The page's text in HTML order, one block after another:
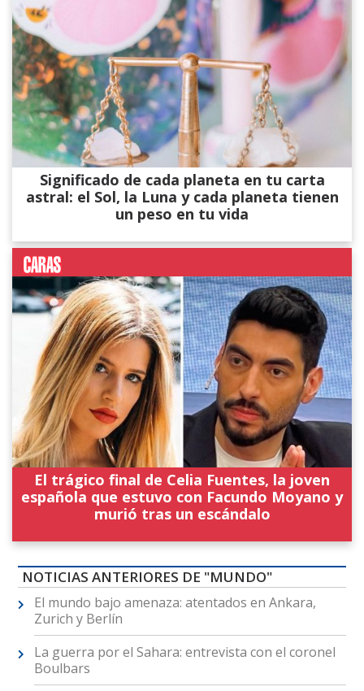
Significado de cada planeta en tu carta
astral: el Sol, la Luna y cada planeta tienen
un peso en tu vida
El trágico final de Celia Fuentes, la joven
española que estuvo con Facundo Moyano y
murió tras un escándalo
NOTICIAS ANTERIORES DE "MUNDO"
El mundo bajo amenaza: atentados en Ankara,
Zurich y Berlín
La guerra por el Sahara: entrevista con el coronel
Boulbars